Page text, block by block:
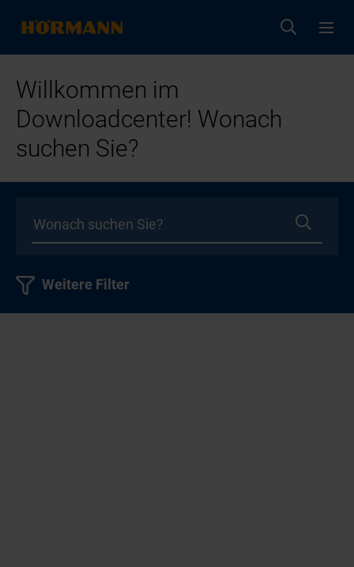
Willkommen im
Downloadcenter! Wonach
suchen Sie?
Weitere Filter